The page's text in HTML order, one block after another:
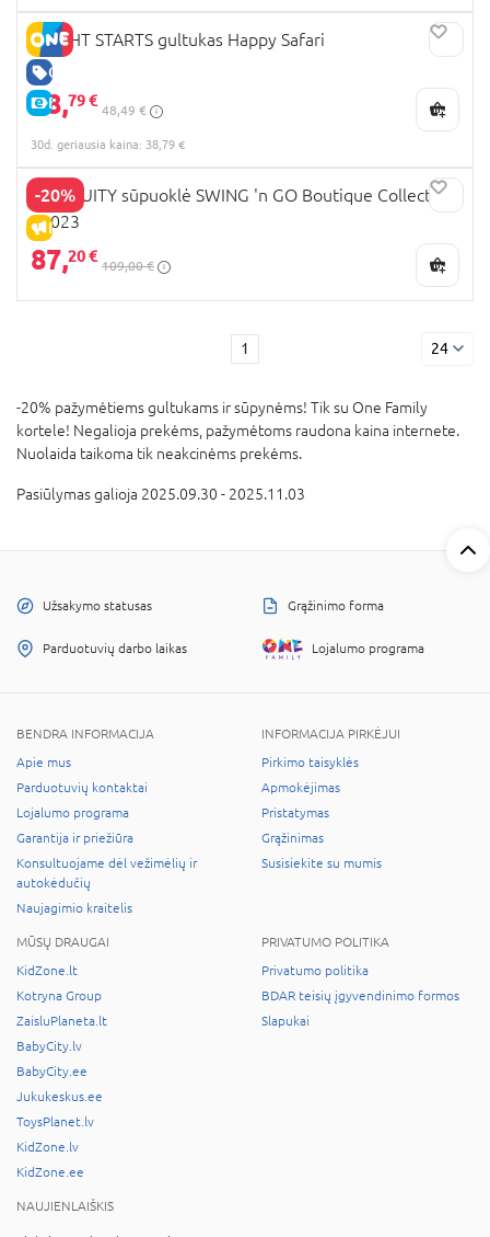
GERA KAINA
E-KAINA
BRIGHT STARTS gultukas Happy Safari
38,79 €
48,49 €
30d. geriausia kaina: 38,79 €
-20%
IŠPARDAVIMAS
INGENUITY sūpuoklė SWING 'n GO Boutique Collection,
11023
87,20 €
109,00 €
1 24
-20% pažymėtiems gultukams ir sūpynėms! Tik su One Family
kortele! Negalioja prekėms, pažymėtoms raudona kaina internete.
Nuolaida taikoma tik neakcinėms prekėms.
Pasiūlymas galioja 2025.09.30 - 2025.11.03
Užsakymo statusas Grąžinimo forma
Parduotuvių darbo laikas Lojalumo programa
BENDRA INFORMACIJA
Apie mus
Parduotuvių kontaktai
Lojalumo programa
Garantija ir priežiūra
Konsultuojame dėl vežimėlių ir
autokėdučių
Naujagimio kraitelis
INFORMACIJA PIRKĖJUI
Pirkimo taisyklės
Apmokėjimas
Pristatymas
Grąžinimas
Susisiekite su mumis
MŪSŲ DRAUGAI
KidZone.lt
Kotryna Group
ZaisluPlaneta.lt
BabyCity.lv
BabyCity.ee
Jukukeskus.ee
ToysPlanet.lv
KidZone.lv
KidZone.ee
PRIVATUMO POLITIKA
Privatumo politika
BDAR teisių įgyvendinimo formos
Slapukai
NAUJIENLAIŠKIS